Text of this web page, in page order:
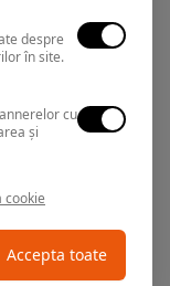
0374.347.708
despre
în site.
cu
și
cookie
Accepta toate